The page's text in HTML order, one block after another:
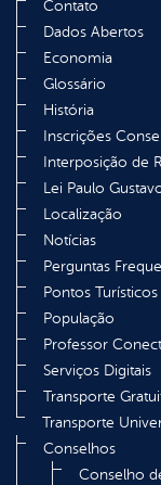
Contato
Dados Abertos
Economia
Glossário
História
Inscrições
Interposição de
Lei Paulo
Localização
Notícias
Perguntas
Pontos Turísticos
População
Professor
Serviços Digitais
Transporte
Transporte
Conselhos
Conselho